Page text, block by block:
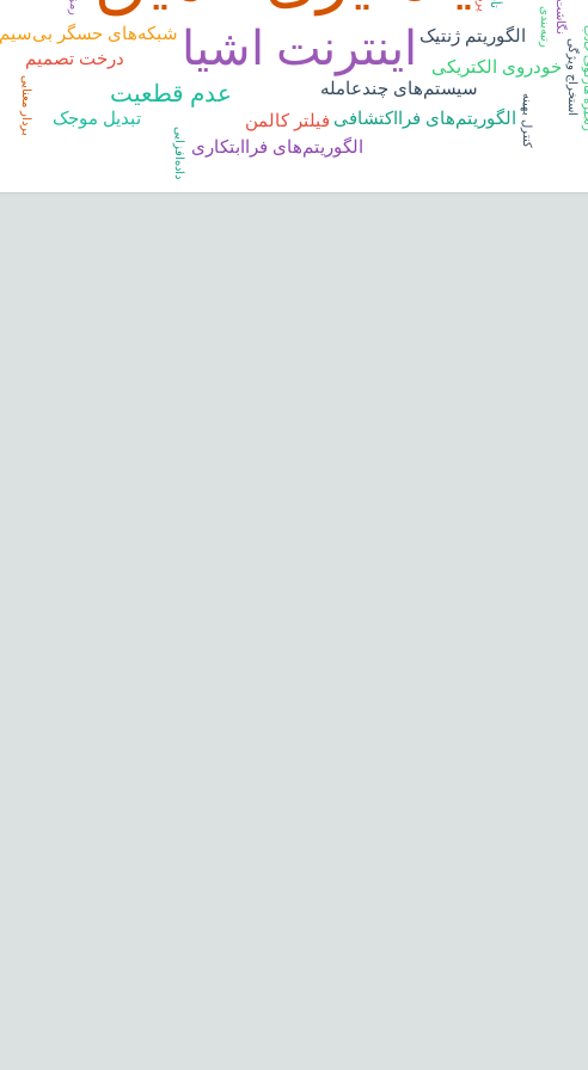
اینترنت اشیا
عدم قطعیت سیستم‌های چندعامله
شبکه‌های حسگر بی‌سیم الگوریتم ژنتیک
فیلتر کالمن
الگوریتم‌های فراابتکاری
الگوریتم‌های فرااکتشافی
درخت تصمیم خودروی الکتریکی
تبدیل موجک
رتبه‌بندی
داده‌افزایی
جاذب بردار معنایی استخراج ویژگی
کنترل بهینه
نگاشت